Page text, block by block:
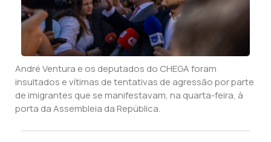
André Ventura e os deputados do CHEGA foram
insultados e vítimas de tentativas de agressão por parte
de imigrantes que se manifestavam, na quarta-feira, à
porta da Assembleia da República.